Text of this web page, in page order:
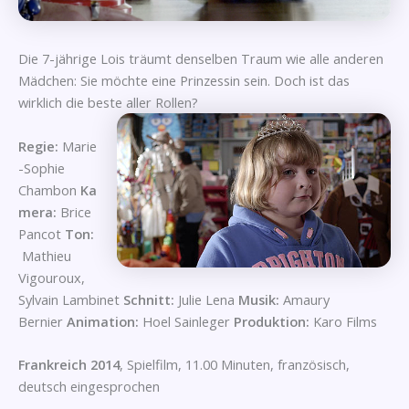
Die 7-jährige Lois träumt denselben Traum wie alle anderen
Mädchen: Sie möchte eine Prinzessin sein. Doch ist das
wirklich die beste aller Rollen?
Regie: Marie
-Sophie
Chambon Ka
mera: Brice
Pancot Ton:
Mathieu
Vigouroux,
Sylvain Lambinet Schnitt: Julie Lena Musik: Amaury
Bernier Animation: Hoel Sainleger Produktion: Karo Films
Frankreich 2014, Spielfilm, 11.00 Minuten, französisch,
deutsch eingesprochen